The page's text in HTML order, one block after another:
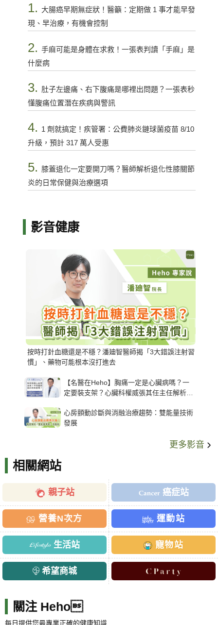
1. 大腸癌早期無症狀！醫籲：定期做 1 事才能早發
現、早治療，有機會控制
2. 手麻可能是身體在求救！一張表判讀「手麻」是
什麼病
3. 肚子左邊痛、右下腹痛是哪裡出問題？一張表秒
懂腹痛位置潛在疾病與警訊
4. 1 劑就搞定！疾管署：公費肺炎鏈球菌疫苗 8/10
升級，預計 317 萬人受惠
5. 膝蓋退化一定要開刀嗎？醫師解析退化性膝關節
炎的日常保健與治療選項
影音健康
按時打針血糖還是不穩？潘廸智醫師揭「3大錯誤注射習
慣」、藥物可能根本沒打進去
【名醫在Heho】胸痛一定是心臟病嗎？一
定要裝支架？心臟科權威張其任主任解析支
心房顫動診斷與消融治療趨勢：雙能量技術
發展
更多影音
相關網站
親子站 癌症站
營養N次方 運動站
生活站 寵物站
希望商城
關注 Heho
每日提供您最專業正確的健康知識